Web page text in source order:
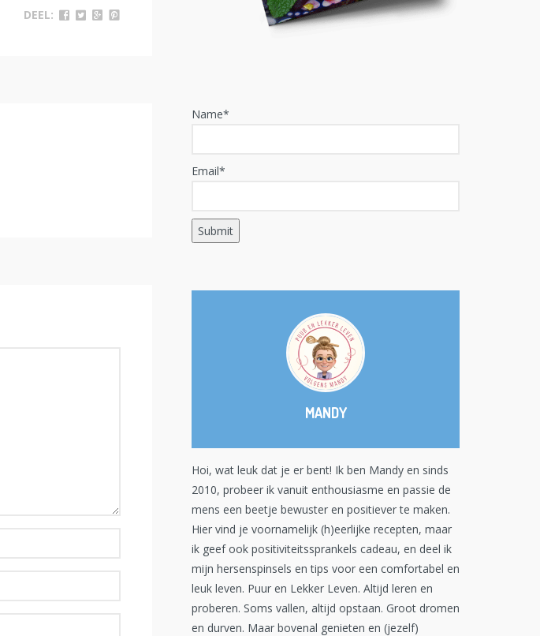
DEEL:
Name*
Email*
MANDY
Hoi, wat leuk dat je er bent! Ik ben Mandy en sinds
2010, probeer ik vanuit enthousiasme en passie de
mens een beetje bewuster en positiever te maken.
Hier vind je voornamelijk (h)eerlijke recepten, maar
ik geef ook positiviteitssprankels cadeau, en deel ik
mijn hersenspinsels en tips voor een comfortabel en
leuk leven. Puur en Lekker Leven. Altijd leren en
proberen. Soms vallen, altijd opstaan. Groot dromen
en durven. Maar bovenal genieten en (jezelf)